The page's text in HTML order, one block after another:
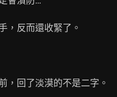
，反而還收緊了。
，回了淡漠的不是二字。